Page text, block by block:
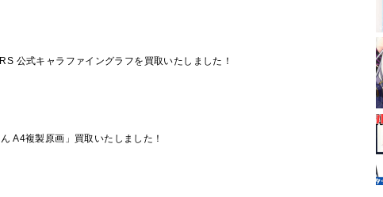
公式キャラファイングラフを買取いたしました！
A4複製原画」買取いたしました！